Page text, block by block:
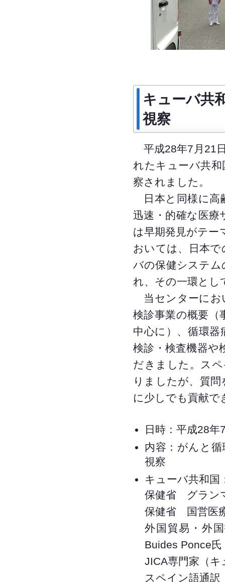
キューバ共
視察
平成28年7月21
れたキューバ共
察されました。
日本と同様に高
迅速・的確な医療
は早期発見がテー
おいては、日本
バの保健システム
れ、その一環とし
当センターにお
検診事業の概要（
中心に）、循環
検診・検査機器や
だきました。ス
りましたが、質
に少しでも貢献で
日時：平成28
内容：がんと
視察
キューバ共和国
保健省 グラン
保健省 国営医
外国貿易・外
Buides Ponce氏
JICA専門家（
スペイン語通